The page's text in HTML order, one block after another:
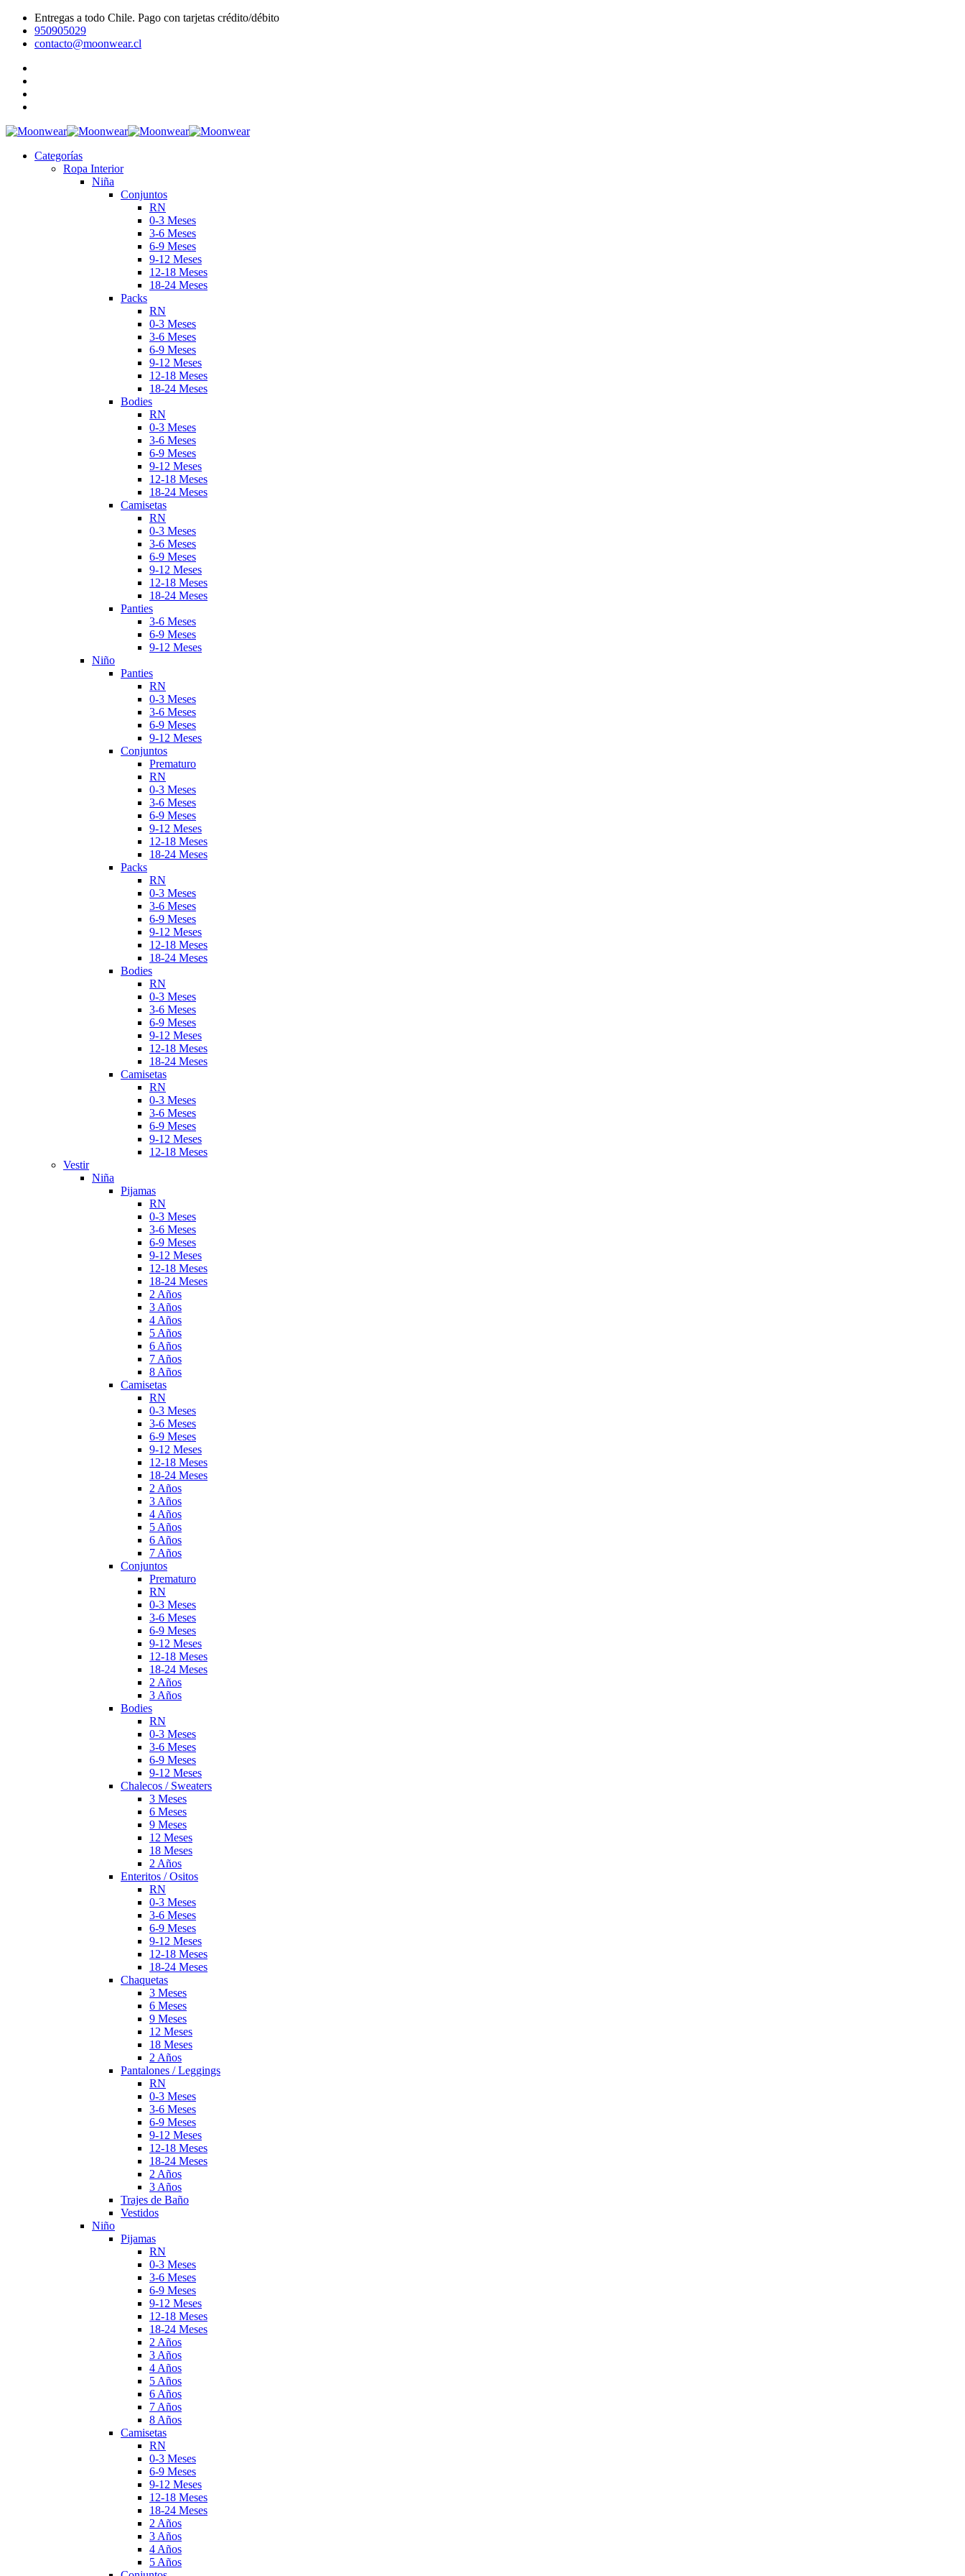
Entregas a todo Chile. Pago con tarjetas crédito/débito
950905029
contacto@moonwear.cl
Categorías
Ropa Interior
Niña
Conjuntos
RN
0-3 Meses
3-6 Meses
6-9 Meses
9-12 Meses
12-18 Meses
18-24 Meses
Packs
RN
0-3 Meses
3-6 Meses
6-9 Meses
9-12 Meses
12-18 Meses
18-24 Meses
Bodies
RN
0-3 Meses
3-6 Meses
6-9 Meses
9-12 Meses
12-18 Meses
18-24 Meses
Camisetas
RN
0-3 Meses
3-6 Meses
6-9 Meses
9-12 Meses
12-18 Meses
18-24 Meses
Panties
3-6 Meses
6-9 Meses
9-12 Meses
Niño
Panties
RN
0-3 Meses
3-6 Meses
6-9 Meses
9-12 Meses
Conjuntos
Prematuro
RN
0-3 Meses
3-6 Meses
6-9 Meses
9-12 Meses
12-18 Meses
18-24 Meses
Packs
RN
0-3 Meses
3-6 Meses
6-9 Meses
9-12 Meses
12-18 Meses
18-24 Meses
Bodies
RN
0-3 Meses
3-6 Meses
6-9 Meses
9-12 Meses
12-18 Meses
18-24 Meses
Camisetas
RN
0-3 Meses
3-6 Meses
6-9 Meses
9-12 Meses
12-18 Meses
Vestir
Niña
Pijamas
RN
0-3 Meses
3-6 Meses
6-9 Meses
9-12 Meses
12-18 Meses
18-24 Meses
2 Años
3 Años
4 Años
5 Años
6 Años
7 Años
8 Años
Camisetas
RN
0-3 Meses
3-6 Meses
6-9 Meses
9-12 Meses
12-18 Meses
18-24 Meses
2 Años
3 Años
4 Años
5 Años
6 Años
7 Años
Conjuntos
Prematuro
RN
0-3 Meses
3-6 Meses
6-9 Meses
9-12 Meses
12-18 Meses
18-24 Meses
2 Años
3 Años
Bodies
RN
0-3 Meses
3-6 Meses
6-9 Meses
9-12 Meses
Chalecos / Sweaters
3 Meses
6 Meses
9 Meses
12 Meses
18 Meses
2 Años
Enteritos / Ositos
RN
0-3 Meses
3-6 Meses
6-9 Meses
9-12 Meses
12-18 Meses
18-24 Meses
Chaquetas
3 Meses
6 Meses
9 Meses
12 Meses
18 Meses
2 Años
Pantalones / Leggings
RN
0-3 Meses
3-6 Meses
6-9 Meses
9-12 Meses
12-18 Meses
18-24 Meses
2 Años
3 Años
Trajes de Baño
Vestidos
Niño
Pijamas
RN
0-3 Meses
3-6 Meses
6-9 Meses
9-12 Meses
12-18 Meses
18-24 Meses
2 Años
3 Años
4 Años
5 Años
6 Años
7 Años
8 Años
Camisetas
RN
0-3 Meses
6-9 Meses
9-12 Meses
12-18 Meses
18-24 Meses
2 Años
3 Años
4 Años
5 Años